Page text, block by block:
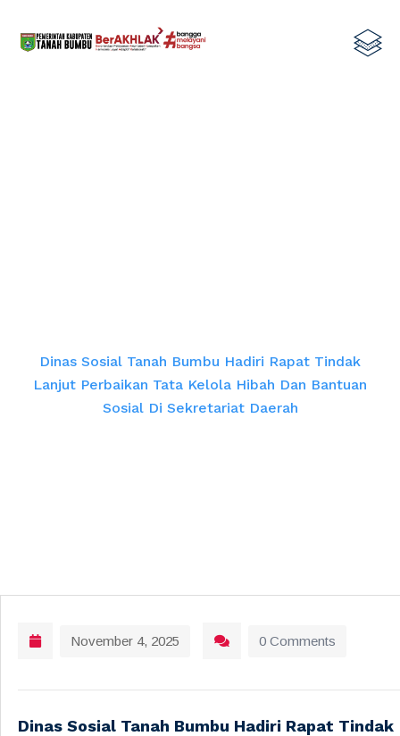
Dinas Sosial Tanah Bumbu Hadiri Rapat Tindak
Lanjut Perbaikan Tata Kelola Hibah Dan Bantuan
Sosial Di Sekretariat Daerah
November 4, 2025 0 Comments
Dinas Sosial Tanah Bumbu Hadiri Rapat Tindak